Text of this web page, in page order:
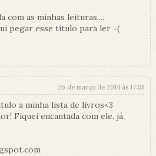
com as minhas leituras....
pegar esse título para ler =(
26 de março de 2014 às 17:53
a minha lista de livros<3
Fiquei encantada com ele, já